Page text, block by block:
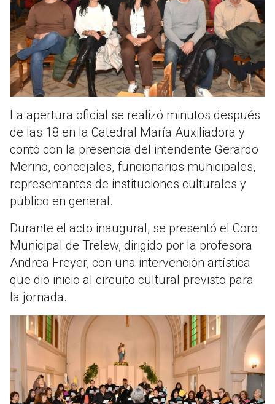
La apertura oficial se realizó minutos después
de las 18 en la Catedral María Auxiliadora y
contó con la presencia del intendente Gerardo
Merino, concejales, funcionarios municipales,
representantes de instituciones culturales y
público en general.
Durante el acto inaugural, se presentó el Coro
Municipal de Trelew, dirigido por la profesora
Andrea Freyer, con una intervención artística
que dio inicio al circuito cultural previsto para
la jornada.